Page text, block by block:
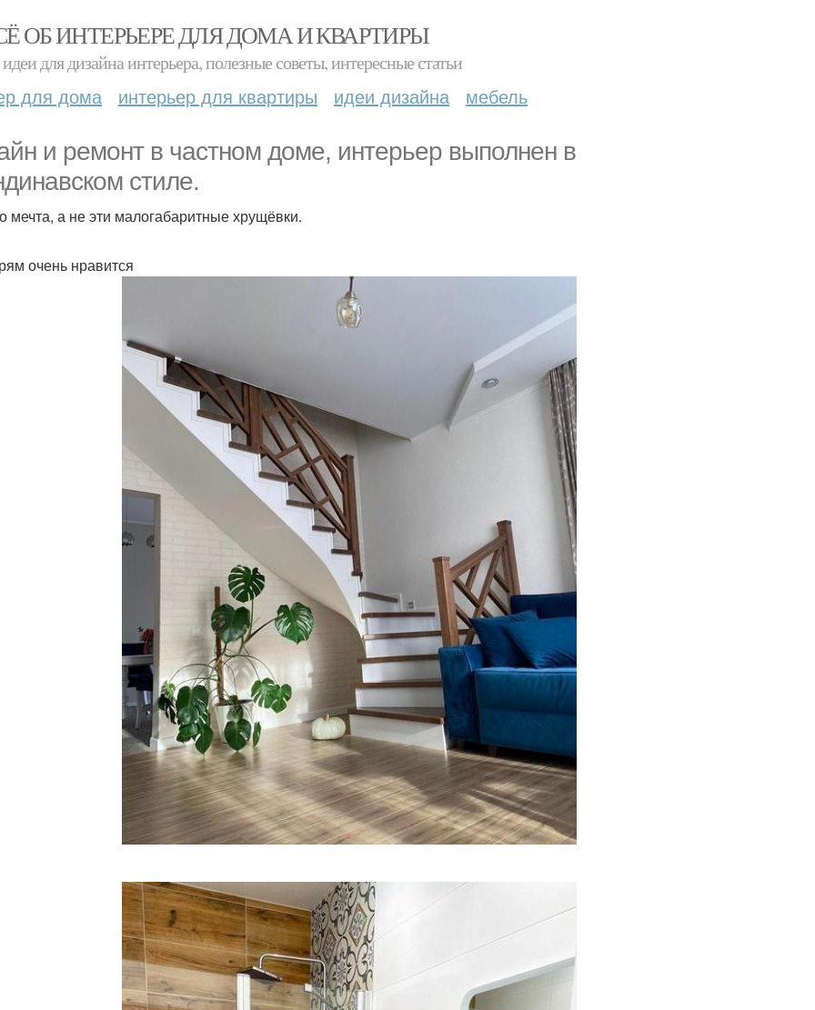
ОБ ИНТЕРЬЕРЕ ДЛЯ ДОМА И КВАРТИРЫ
для дизайна интерьера, полезные советы, интересные статьи
для дома интерьер для квартиры идеи дизайна мебель
и ремонт в частном доме, интерьер выполнен в
стиле.
мечта, а не эти малогабаритные хрущёвки.
очень нравится